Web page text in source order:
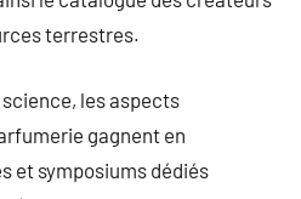
terrestres.
les aspects
gagnent en
et symposiums dédiés